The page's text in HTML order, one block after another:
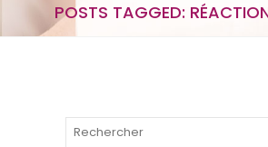
POSTS TAGGED: